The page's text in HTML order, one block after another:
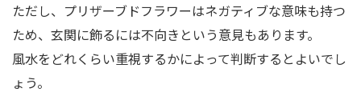
ただし、プリザーブドフラワーはネガティブな意味も持つ
ため、玄関に飾るには不向きという意見もあります。
風水をどれくらい重視するかによって判断するとよいでし
ょう。